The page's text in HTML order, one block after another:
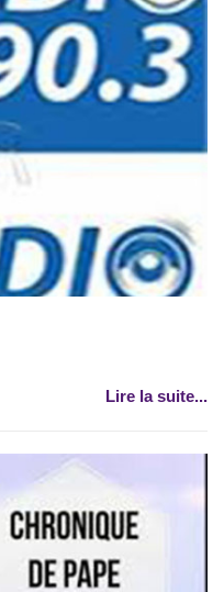
Lire la suite...